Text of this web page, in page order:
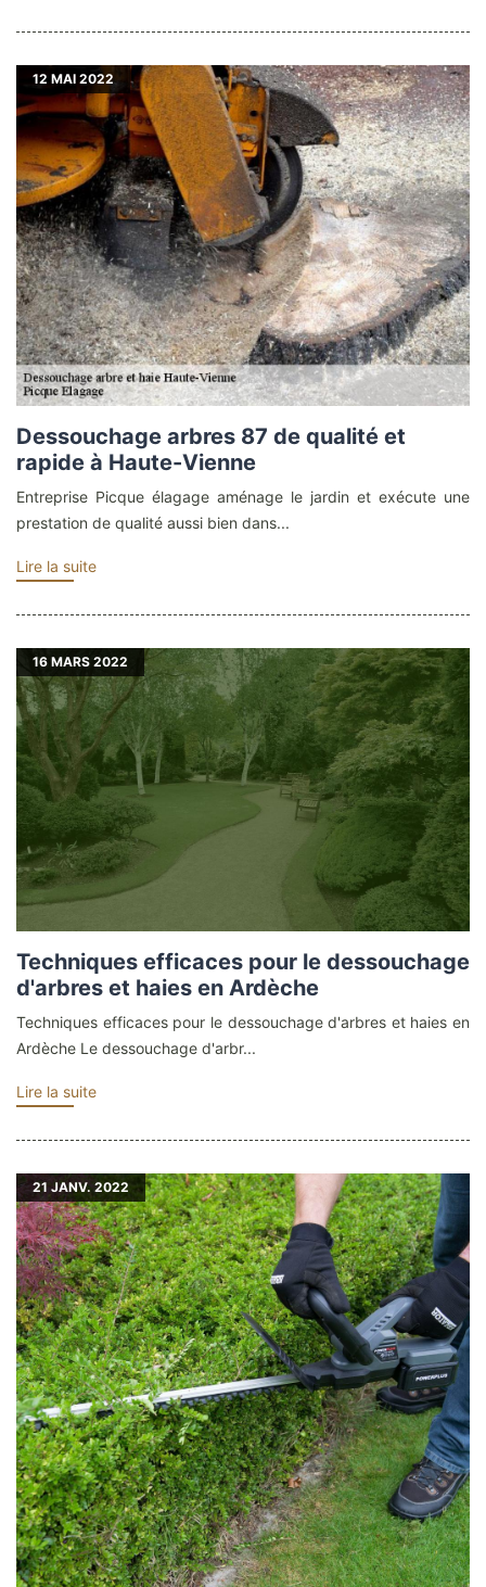
12 MAI 2022
Dessouchage arbres 87 de qualité et
rapide à Haute-Vienne
Entreprise Picque élagage aménage le jardin et exécute une
prestation de qualité aussi bien dans...
Lire la suite
16 MARS 2022
Techniques efficaces pour le dessouchage
d'arbres et haies en Ardèche
Techniques efficaces pour le dessouchage d'arbres et haies en
Ardèche Le dessouchage d'arbr...
Lire la suite
21 JANV. 2022